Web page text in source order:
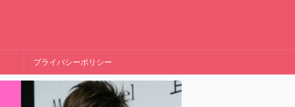
プライバシーポリシー